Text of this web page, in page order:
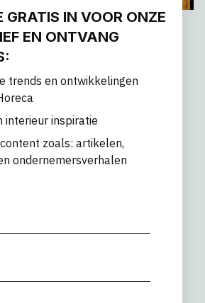
GRATIS IN VOOR ONZE
EN ONTVANG
trends en ontwikkelingen
interieur inspiratie
zoals: artikelen,
ondernemersverhalen